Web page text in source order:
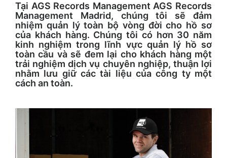
Tại AGS Records Management AGS Records
Management Madrid, chúng tôi sẽ đảm
nhiệm quản lý toàn bộ vòng đời cho hồ sơ
của khách hàng. Chúng tôi có hơn 30 năm
kinh nghiệm trong lĩnh vực quản lý hồ sơ
toàn cầu và sẽ đem lại cho khách hàng một
trải nghiệm dịch vụ chuyên nghiệp, thuận lợi
nhằm lưu giữ các tài liệu của công ty một
cách an toàn.